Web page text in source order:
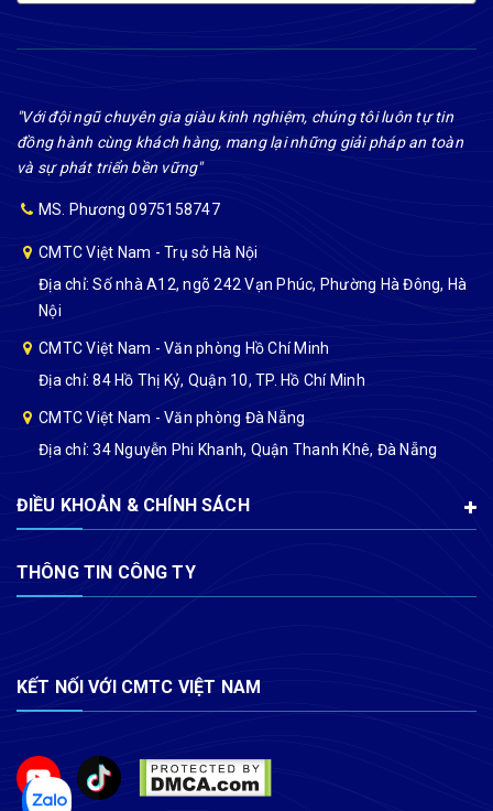
"Với đội ngũ chuyên gia giàu kinh nghiệm, chúng tôi luôn tự tin
đồng hành cùng khách hàng, mang lại những giải pháp an toàn
và sự phát triển bền vững"
MS. Phương 0975158747
CMTC Việt Nam - Trụ sở Hà Nội
Địa chỉ: Số nhà A12, ngõ 242 Vạn Phúc, Phường Hà Đông, Hà
Nội
CMTC Việt Nam - Văn phòng Hồ Chí Minh
Địa chỉ: 84 Hồ Thị Kỷ, Quận 10, TP. Hồ Chí Minh
CMTC Việt Nam - Văn phòng Đà Nẵng
Địa chỉ: 34 Nguyễn Phi Khanh, Quận Thanh Khê, Đà Nẵng
ĐIỀU KHOẢN & CHÍNH SÁCH
THÔNG TIN CÔNG TY
KẾT NỐI VỚI CMTC VIỆT NAM